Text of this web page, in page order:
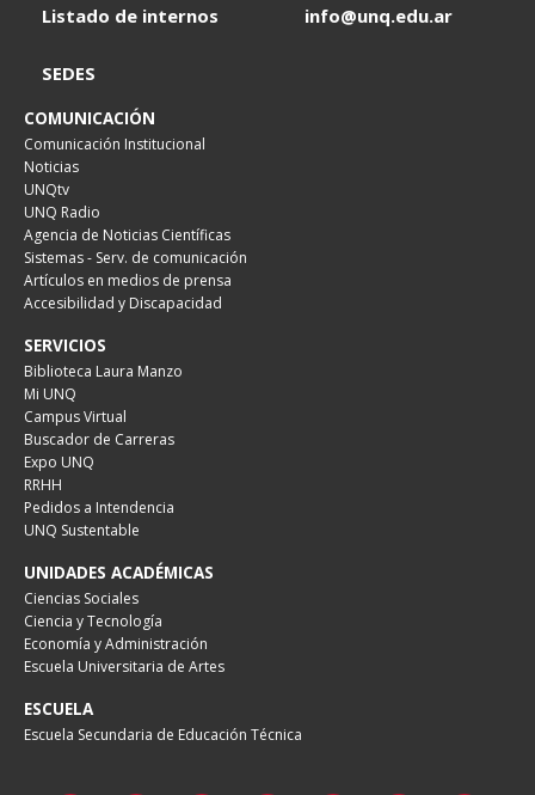
Listado de internos
info@unq.edu.ar
SEDES
COMUNICACIÓN
Comunicación Institucional
Noticias
UNQtv
UNQ Radio
Agencia de Noticias Científicas
Sistemas - Serv. de comunicación
Artículos en medios de prensa
Accesibilidad y Discapacidad
SERVICIOS
Biblioteca Laura Manzo
Mi UNQ
Campus Virtual
Buscador de Carreras
Expo UNQ
RRHH
Pedidos a Intendencia
UNQ Sustentable
UNIDADES ACADÉMICAS
Ciencias Sociales
Ciencia y Tecnología
Economía y Administración
Escuela Universitaria de Artes
ESCUELA
Escuela Secundaria de Educación Técnica